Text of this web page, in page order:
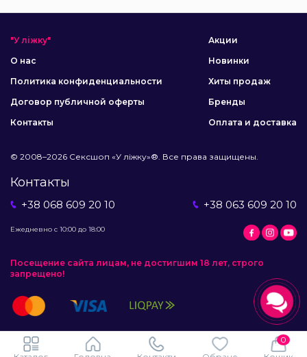
"У ліжку"
О нас
Политика конфиденциальности
Договор публичной оферты
Контакты
Акции
Новинки
Хиты продаж
Бренды
Оплата и доставка
© 2008–2026 Сексшоп «У ліжку»®. Все права защищены.
Контакты
+38 068 609 20 10 +38 063 609 20 10
Ежедневно с 10:00 до 18:00
Посещение сайта лицам, не достигшим 18 лет, строго
запрещено!
0